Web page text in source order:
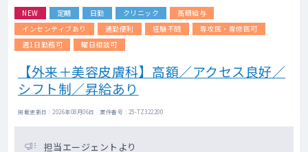
NEW 定期 日勤 クリニック
高額給与
インセンティブあり
通勤便利 経験不問
専攻医・専修医可
週1日勤務可
曜日相談可
【外来＋美容皮膚科】高額／アクセス良好／
シフト制／昇給あり
掲載更新日 : 2026年08月06日 案件番号 : 25-TZ322200
担当エージェントより